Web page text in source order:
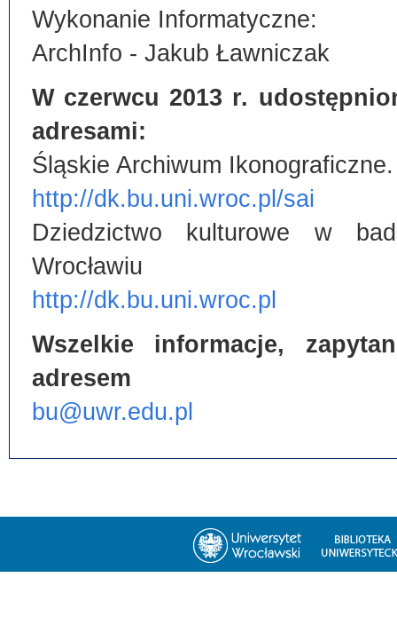
Wykonanie Informatyczne:
ArchInfo - Jakub Ławniczak
W czerwcu 2013 r.
adresami:
Śląskie Archiwum Ikonograficzne.
http://dk.bu.uni.wroc.pl/sai
Dziedzictwo kulturowe w
Wrocławiu
http://dk.bu.uni.wroc.pl
Wszelkie informacje,
adresem
bu@uwr.edu.pl